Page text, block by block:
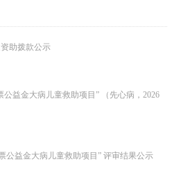
助拨款公示
益金大病儿童救助项目” （先心病，2026
公益金大病儿童救助项目” 评审结果公示